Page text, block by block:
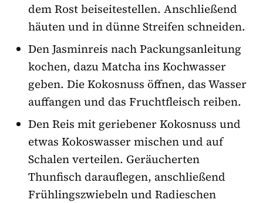
dem Rost beiseitestellen. Anschließend
häuten und in dünne Streifen schneiden.
Den Jasminreis nach Packungsanleitung
kochen, dazu Matcha ins Kochwasser
geben. Die Kokosnuss öffnen, das Wasser
auffangen und das Fruchtfleisch reiben.
Den Reis mit geriebener Kokosnuss und
etwas Kokoswasser mischen und auf
Schalen verteilen. Geräucherten
Thunfisch darauflegen, anschließend
Frühlingszwiebeln und Radieschen